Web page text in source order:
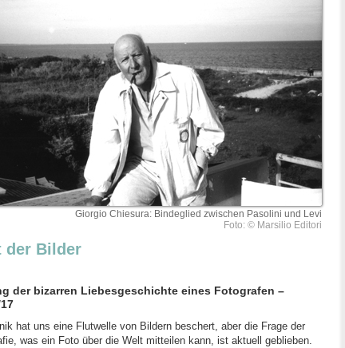
Giorgio Chiesura: Bindeglied zwischen Pasolini und Levi
Foto: © Marsilio Editori
der Bilder
der bizarren Liebesgeschichte eines Fotografen –
hat uns eine Flutwelle von Bildern beschert, aber die Frage der
was ein Foto über die Welt mitteilen kann, ist aktuell geblieben.